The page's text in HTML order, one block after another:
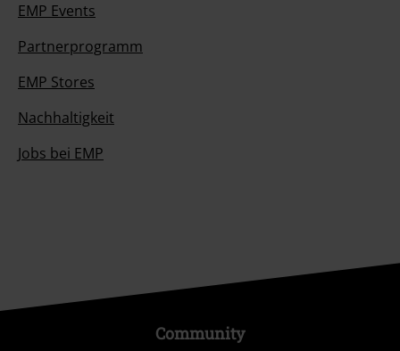
EMP Events
Partnerprogramm
EMP Stores
Nachhaltigkeit
Jobs bei EMP
Community